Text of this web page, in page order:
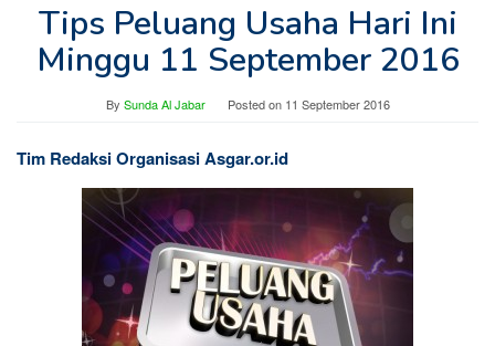
Tips Peluang Usaha Hari Ini
Minggu 11 September 2016
By Sunda Al Jabar Posted on 11 September 2016
Tim Redaksi Organisasi Asgar.or.id